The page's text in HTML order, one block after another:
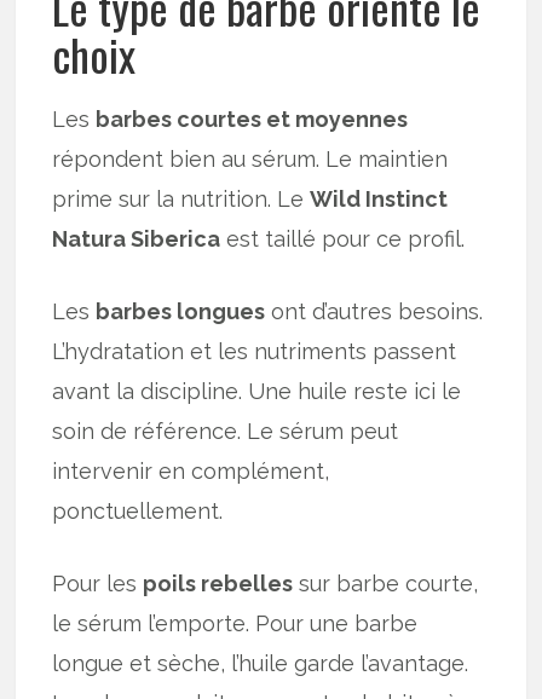
choix
Les barbes courtes et moyennes
répondent bien au sérum. Le maintien
prime sur la nutrition. LeWild Instinct
Natura Siberica est taillé pour ce profil.
Les barbes longues ont d’autres besoins.
L’hydratation et les nutriments passent
avant la discipline. Une huile reste ici le
soin de référence. Le sérum peut
intervenir en complément,
ponctuellement.
Pour les poils rebelles sur barbe courte,
le sérum l’emporte. Pour une barbe
longue et sèche, l’huile garde l’avantage.